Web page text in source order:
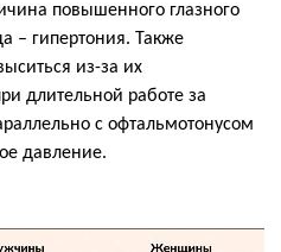
повышенного глазного
– гипертония. Также
из-за их
длительной работе за
с офтальмотонусом
давление.